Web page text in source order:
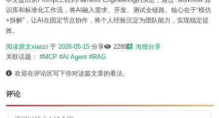
识库和标准化工作流，将AI融入需求、开发、测试全链路。核心在于“模仿
+拆解”，让AI在固定节点协作，将个人经验沉淀为团队能力，实现稳定提
效。
阅读原文xiaozi 于 2026-05-15 分享 2289
海报分享
关联话题： #MCP #AI Agent #RAG
欢迎在评论区写下你对这篇文章的看法。
评论